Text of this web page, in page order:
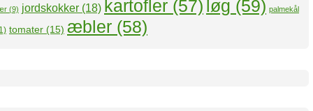
(9) jordskokker (18) kartofler (57) løg (59) palmekål
tomater (15) æbler (58)